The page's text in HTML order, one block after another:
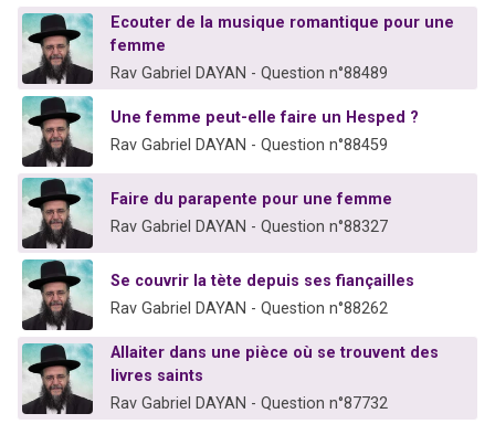
Ecouter de la musique romantique pour une
femme
Rav Gabriel DAYAN - Question n°88489
Une femme peut-elle faire un Hesped ?
Rav Gabriel DAYAN - Question n°88459
Faire du parapente pour une femme
Rav Gabriel DAYAN - Question n°88327
Se couvrir la tète depuis ses fiançailles
Rav Gabriel DAYAN - Question n°88262
Allaiter dans une pièce où se trouvent des
livres saints
Rav Gabriel DAYAN - Question n°87732